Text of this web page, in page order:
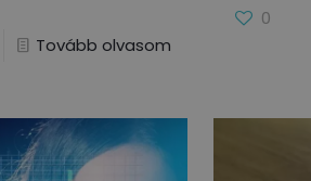
Tovább olvasom
0